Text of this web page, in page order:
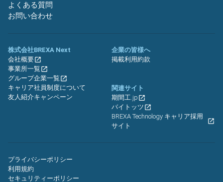
よくある質問
お問い合わせ
株式会社BREXA Next
会社概要
事業所一覧
グループ企業一覧
キャリア社員制度について
友人紹介キャンペーン
企業の皆様へ
掲載利用約款
関連サイト
期間工.jp
バイトッツ
BREXA Technology キャリア採用
サイト
プライバシーポリシー
利用規約
セキュリティーポリシー